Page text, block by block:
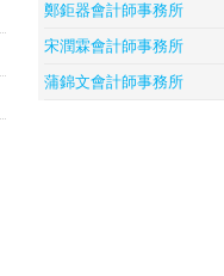
鄭鉅器會計師事務所
宋潤霖會計師事務所
蒲錦文會計師事務所